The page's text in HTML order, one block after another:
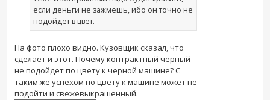
если деньги не зажмешь, ибо он точно не
подойдет в цвет.
На фото плохо видно. Кузовщик сказал, что
сделает и этот. Почему контрактный черный
не подойдет по цвету к черной машине? С
таким же успехом по цвету к машине может не
подойти и свежевыкрашенный.